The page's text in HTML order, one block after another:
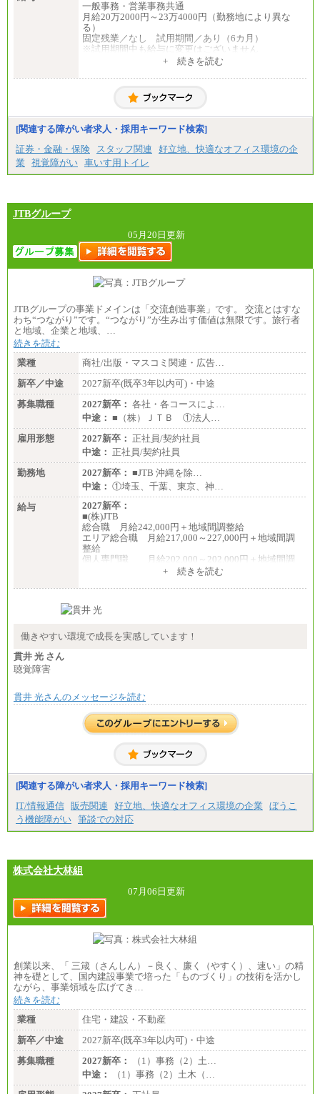
一般事務・営業事務共通
月給20万2000円～23万4000円（勤務地により異な
る）
固定残業／なし 試用期間／あり（6カ月）
※試用期間中も給与に変更はございません
月給20万2000円～23万4000円（勤務地により異な
固定残業／なし 試用期間／あり（6か月）
+ 続きを読む
[関連する障がい者求人・採用キーワード検索]
証券・金融・保険
スタッフ関連
好立地、快適なオフィス環境の企
業
視覚障がい 車いす用トイレ
JTBグループ
05月20日更新
JTBグループの事業ドメインは「交流創造事業」です。 交流とはすな
わち“つながり”です。“つながり”が生み出す価値は無限です。旅行者
と地域、企業と地域、…
続きを読む
業種
商社/出版・マスコミ関連・広告…
新卒／中途
2027新卒(既卒3年以内可)・中途
募集職種
2027新卒： 各社・各コースによ…
中途： ■（株）ＪＴＢ ①法人…
雇用形態
2027新卒： 正社員/契約社員
中途： 正社員/契約社員
勤務地
2027新卒： ■JTB 沖縄を除…
中途： ①埼玉、千葉、東京、神…
給与
2027新卒：
■(株)JTB
総合職 月給242,000円＋地域間調整給
エリア総合職 月給217,000～227,000円＋地域間調
整給
個人専門職 月給202,000～202,000円＋地域間調
総合職 月給208,000～235,000円
※詳細はJTBキャリアサイトよりご確認ください。
総合職 月給220,000～230,000円＋地域間調整給
整給
※詳細はJTBキャリアサイトよりご確認ください。
■(株)JTBコミュニケーションデザイン
総合職 月給230,000円
みなし残業手当：20,000円（一律支給）※みなし
残業手当の残業時間は10.43時間。
間に応じて、時間外手当等を支給。
エリアサポート職 月給188,000円
訪日事業職 月給202,000～227,000円＋地域間調整
給
※詳細はJTBキャリアサイトよりご確認ください。
■(株)JTBビジネストランスフォーム
総合職 月給205,000～225,000円＋地域間調整給
※詳細はJTBキャリアサイトよりご確認ください。
■(株)JTBデータサービス ※2027年新卒募集終了
※詳細はJTBキャリアサイトよりご確認ください。
■I&Jデジタルイノベーション(株)
総合職 月給224,500～242,600円＋地域手当
※詳細はJTBキャリアサイトよりご確認ください。
＜有期社員コース＞
■(株)JTBビジネストランスフォーム
+ 続きを読む
働きやすい環境で成長を実感しています！
貫井 光 さん
聴覚障害
貫井 光さんのメッセージを読む
[関連する障がい者求人・採用キーワード検索]
IT/情報通信 販売関連 好立地、快適なオフィス環境の企業
ぼうこ
う機能障がい 筆談での対応
株式会社大林組
07月06日更新
創業以来、「 三箴（さんしん）－良く、廉く（やすく）、速い」の精
神を礎として、国内建設事業で培った「ものづくり」の技術を活かし
ながら、事業領域を広げてき…
続きを読む
業種
住宅・建設・不動産
新卒／中途
2027新卒(既卒3年以内可)・中途
募集職種
2027新卒：
（1）事務（2）土…
中途：
（1）事務（2）土木（…